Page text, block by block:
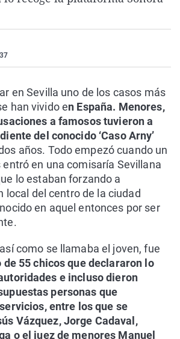
Gente viajera
Retornados
Galicia
País Vasco
Televisión
en Sevilla uno de los casos más
han vivido en España. Menores,
a famosos tuvieron a
del conocido ‘Caso Arny’
años. Todo empezó cuando un
en una comisaría Sevillana
lo estaban forzando a
local del centro de la ciudad
en aquel entonces por ser
como se llamaba el joven, fue
55 chicos que declararon lo
e incluso dieron
personas que
entre los que se
Vázquez, Jorge Cadaval,
o el juez de menores Manuel